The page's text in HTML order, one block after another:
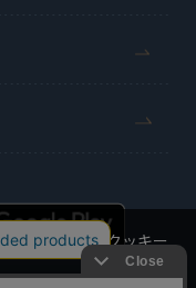
向上のためにクッキー